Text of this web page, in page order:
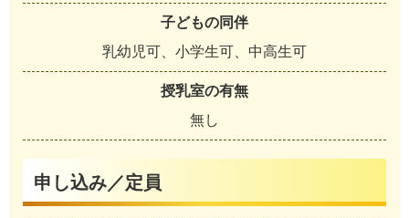
子どもの同伴
乳幼児可、小学生可、中高生可
授乳室の有無
無し
申し込み／定員